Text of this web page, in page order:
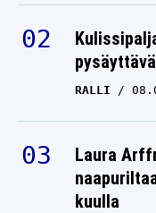
RALLI
Laura
kuulla